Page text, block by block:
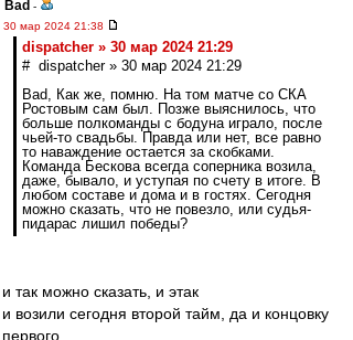
Bad -
30 мар 2024 21:38
dispatcher » 30 мар 2024 21:29
# dispatcher » 30 мар 2024 21:29
Bad, Как же, помню. На том матче со СКА
Ростовым сам был. Позже выяснилось, что
больше полкоманды с бодуна играло, после
чьей-то свадьбы. Правда или нет, все равно
то наваждение остается за скобками.
Команда Бескова всегда соперника возила,
даже, бывало, и уступая по счету в итоге. В
любом составе и дома и в гостях. Сегодня
можно сказать, что не повезло, или судья-
пидарас лишил победы?
и так можно сказать, и этак
и возили сегодня второй тайм, да и концовку
первого